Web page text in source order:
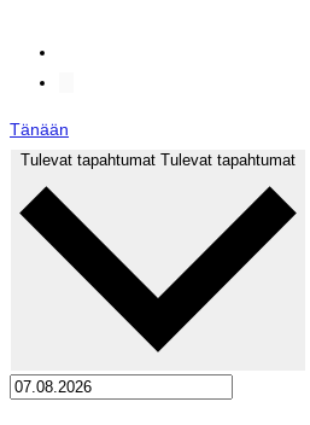
Tänään
Tulevat tapahtumat Tulevat tapahtumat